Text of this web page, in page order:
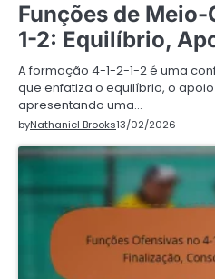
Funções de
1-2: Equilíbrio,
A formação 4-1-2-1-2 é uma
que enfatiza o equilíbrio, o
apresentando uma…
byNathaniel Brooks13/02/2026